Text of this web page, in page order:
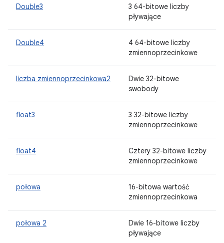
Double3
3 64-bitowe liczby
pływające
Double4
4 64-bitowe liczby
zmiennoprzecinkowe
liczba zmiennoprzecinkowa2
Dwie 32-bitowe
swobody
float3
3 32-bitowe liczby
zmiennoprzecinkowe
float4
Cztery 32-bitowe liczby
zmiennoprzecinkowe
połowa
16-bitowa wartość
zmiennoprzecinkowa
połowa 2
Dwie 16-bitowe liczby
pływające